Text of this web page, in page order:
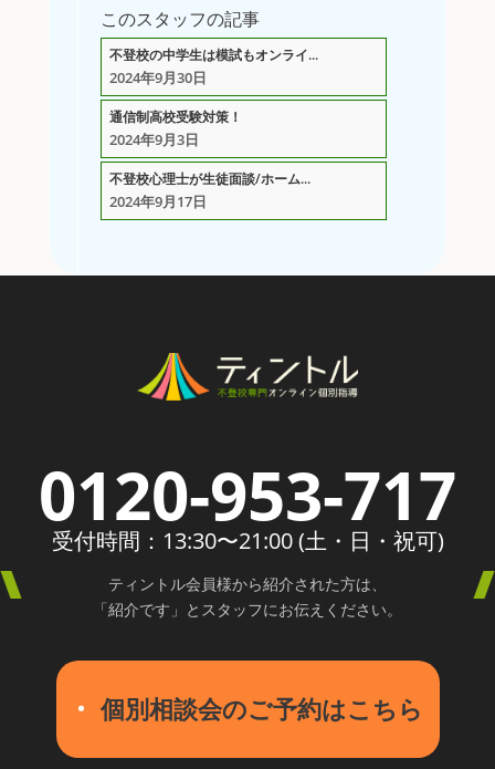
このスタッフの記事
不登校の中学生は模試もオンライ...
2024年9月30日
通信制高校受験対策！
2024年9月3日
不登校心理士が生徒面談/ホーム...
2024年9月17日
0120-953-717
受付時間：13:30〜21:00 (土・日・祝可)
ティントル会員様から紹介された方は、
「紹介です」とスタッフにお伝えください。
個別相談会のご予約はこちら